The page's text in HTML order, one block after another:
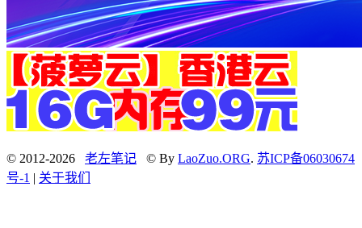
© 2012-2026 老左笔记 © By LaoZuo.ORG. 苏ICP备06030674
号-1 | 关于我们